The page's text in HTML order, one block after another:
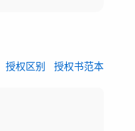
授权区别 授权书范本